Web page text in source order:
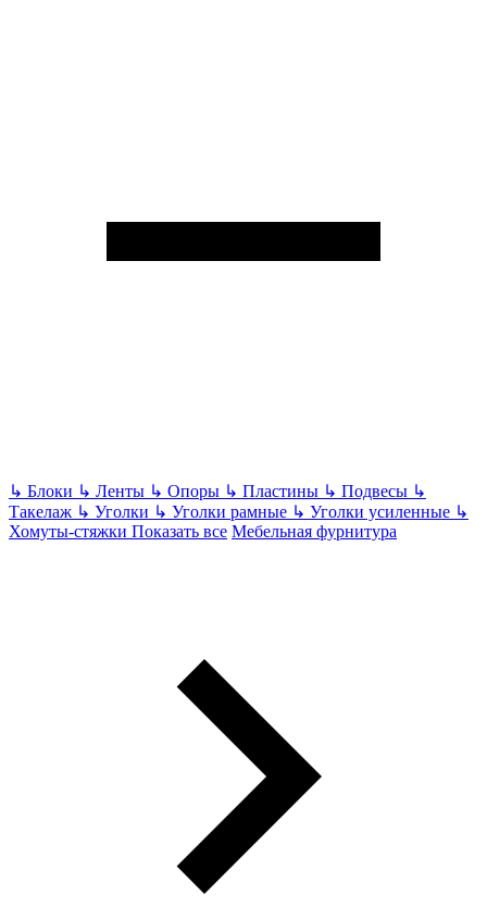
↳ Блоки ↳ Ленты ↳ Опоры ↳ Пластины ↳ Подвесы ↳
Такелаж ↳ Уголки ↳ Уголки рамные ↳ Уголки усиленные ↳
Хомуты-стяжки Показать все Мебельная фурнитура